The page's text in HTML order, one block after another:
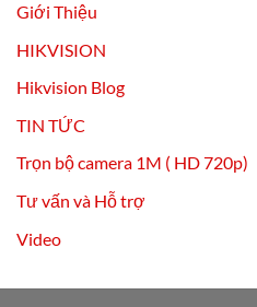
Giới Thiệu
HIKVISION
Hikvision Blog
TIN TỨC
Trọn bộ camera 1M ( HD 720p)
Tư vấn và Hỗ trợ
Video